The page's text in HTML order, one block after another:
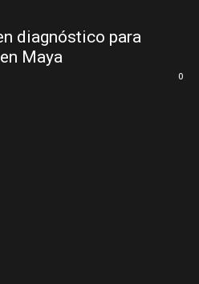
diagnóstico para
Maya
0